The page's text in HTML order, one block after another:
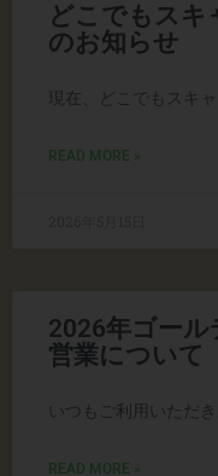
どこでもスキ
のお知らせ
現在、どこでもスキ
READ MORE »
2026年ゴー
営業について
いつもご利用いただ
READ MORE »